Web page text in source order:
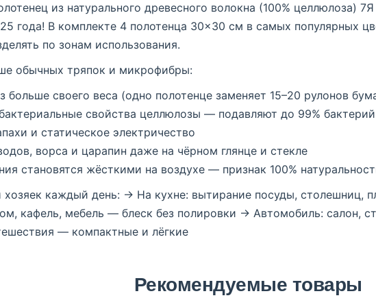
из натурального древесного волокна (100% целлюлоза)
года! В комплекте 4 полотенца 30×30 см в самых популярных
по зонам использования.
обычных тряпок и микрофибры:
больше своего веса (одно полотенце заменяет 15–20 рулонов
свойства целлюлозы — подавляют до 99%
и статическое электричество
ворса и царапин даже на чёрном глянце и стекле
становятся жёсткими на воздухе — признак 100%
хозяек каждый день: → На кухне: вытирание посуды, столешниц,
кафель, мебель — блеск без полировки → Автомобиль: салон,
— компактные и лёгкие
Рекомендуемые товары